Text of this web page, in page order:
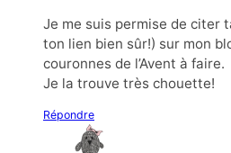
Je me suis permise de citer
ton lien bien sûr!) sur mon
couronnes de l’Avent à faire.
Je la trouve très chouette!
Répondre